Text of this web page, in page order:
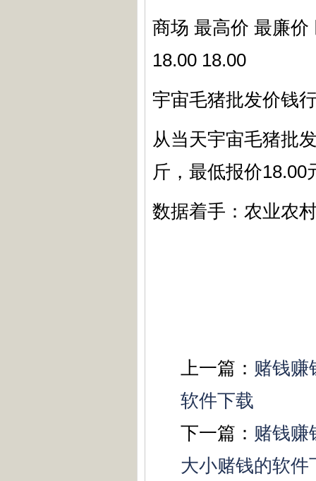
商场 最高价 最廉
18.00 18.00
宇宙毛猪批发价钱
从当天宇宙毛猪批
斤，最低报价18.00
数据着手：农业农
上一篇： 赌钱赚
软件下载
下一篇： 赌钱赚
大小赌钱的软件